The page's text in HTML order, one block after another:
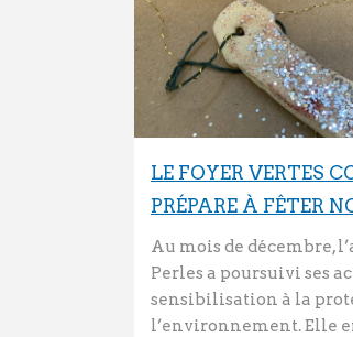
LE FOYER VERTES
PRÉPARE À FÊTER
Au mois de décembre,
Perles a poursuivi ses
sensibilisation à la
l’environnement. Elle